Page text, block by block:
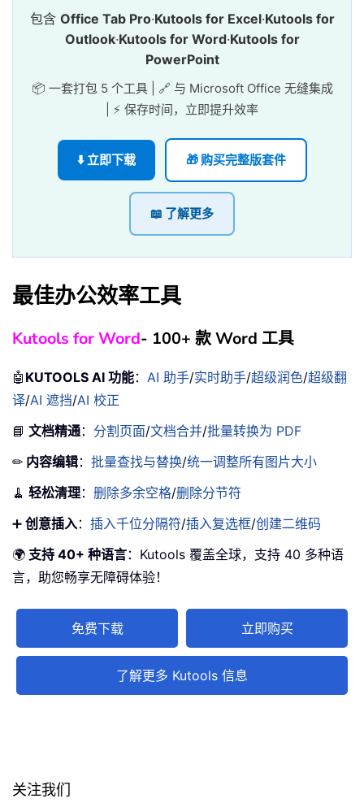
包含 Office Tab Pro·Kutools for Excel·Kutools for
Outlook·Kutools for Word·Kutools for
PowerPoint
📦 一套打包 5 个工具 | 🔗 与 Microsoft Office 无缝集成
| ⚡ 保存时间，立即提升效率
⬇️ 立即下载 🎁 购买完整版套件
📖 了解更多
最佳办公效率工具
Kutools for Word- 100+ 款 Word 工具
🤖 KUTOOLS AI 功能： AI 助手/实时助手/超级润色/超级翻
译/AI 遮挡/AI 校正
📘 文档精通： 分割页面/文档合并/批量转换为 PDF
✏ 内容编辑： 批量查找与替换/统一调整所有图片大小
🧹 轻松清理： 删除多余空格/删除分节符
➕ 创意插入： 插入千位分隔符/插入复选框/创建二维码
🌍 支持 40+ 种语言：Kutools 覆盖全球，支持 40 多种语
言，助您畅享无障碍体验！
免费下载 立即购买
了解更多 Kutools 信息
关注我们